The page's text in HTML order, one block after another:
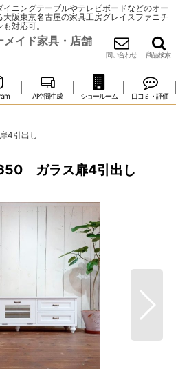
ニングテーブルやテレビボードなどのオー
阪東京名古屋の家具工房グレイスファニチ
対応可。
イド家具・店舗
問い合わせ 商品検索
AI空間生成 ショールーム 口コミ・評価
4引出し
ガラス扉4引出し